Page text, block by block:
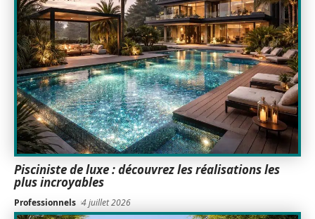
Pisciniste de luxe : découvrez les réalisations les
plus incroyables
Professionnels 4 juillet 2026